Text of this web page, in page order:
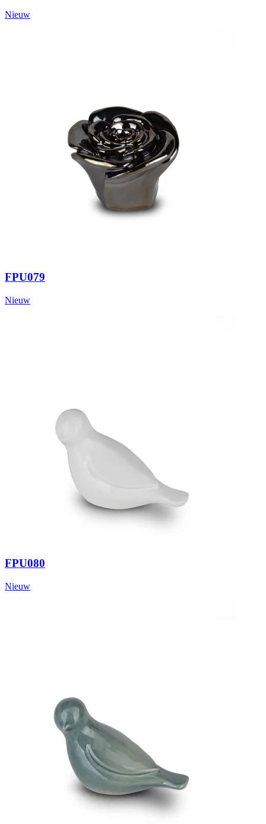
Nieuw
FPU079
Nieuw
FPU080
Nieuw